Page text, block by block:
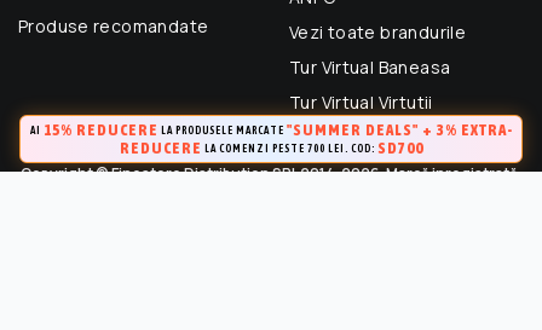
Produse recomandate
Vezi toate brandurile
Tur Virtual Baneasa
Tur Virtual Virtutii
Copyright © Finestore Distribution SRL 2014-2026. Marcă inregistrată.
AI 15% REDUCERE LA PRODUSELE MARCATE "SUMMER DEALS" + 3% EXTRA-
REDUCERE LA COMENZI PESTE 700 LEI. COD: SD700